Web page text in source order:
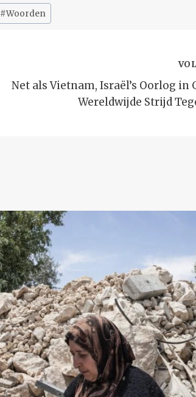
#Woorden
Net als Vietnam, Israël’s Oorlog in
Wereldwijde Strijd